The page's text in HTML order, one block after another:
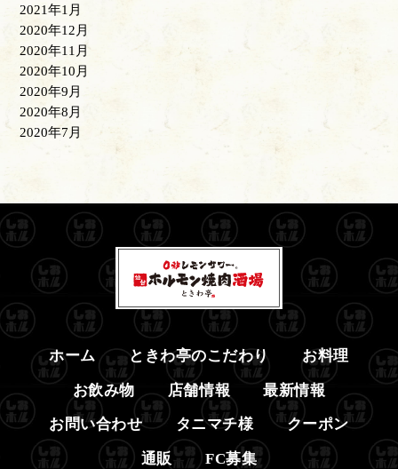
2021年1月
2020年12月
2020年11月
2020年10月
2020年9月
2020年8月
2020年7月
ホーム ときわ亭のこだわり お料理
お飲み物 店舗情報 最新情報
お問い合わせ タニマチ様 クーポン
通販 FC募集